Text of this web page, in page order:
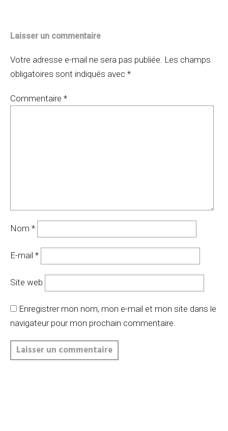
Laisser un commentaire
Votre adresse e-mail ne sera pas publiée. Les champs
obligatoires sont indiqués avec *
Commentaire *
Nom *
E-mail *
Site web
Enregistrer mon nom, mon e-mail et mon site dans le
navigateur pour mon prochain commentaire.